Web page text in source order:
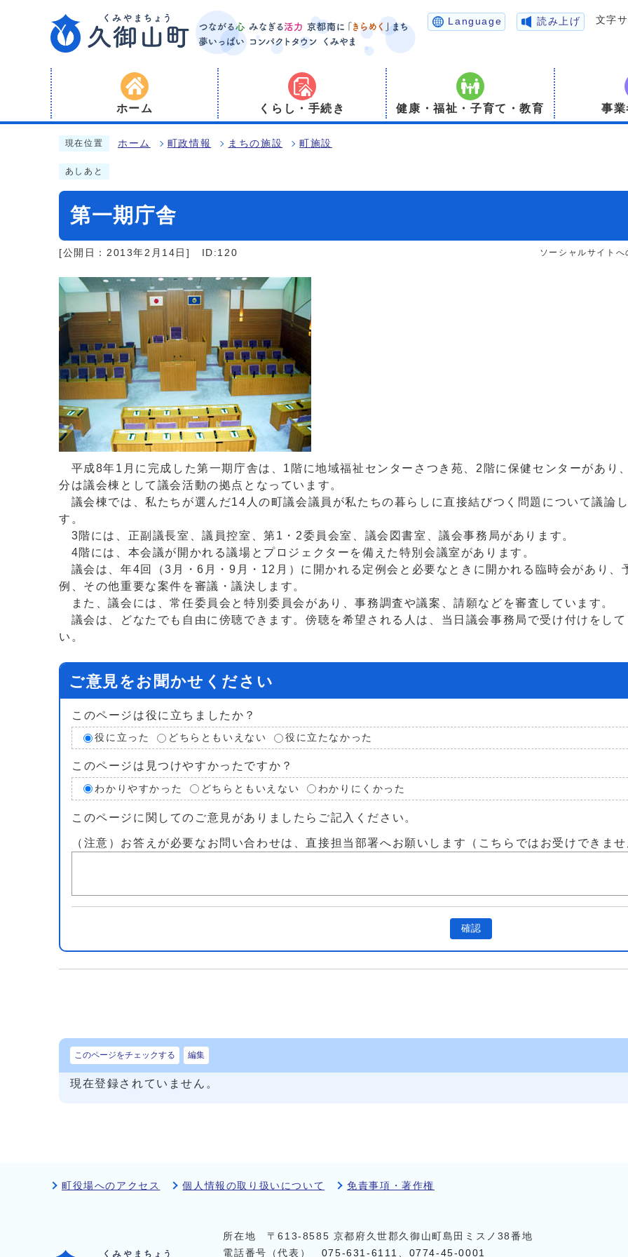
Language 読み上げ 文字
ホーム くらし・手続き 健康・福祉・子育て・教育 事
現在位置 ホーム 町政情報 まちの施設 町施設
あしあと
第一期庁舎
[公開日：2013年2月14日] ID:120 ソーシャルサイト
平成8年1月に完成した第一期庁舎は、1階に地域福祉センターさつき苑、2階に保健センターがあり
分は議会棟として議会活動の拠点となっています。
議会棟では、私たちが選んだ14人の町議会議員が私たちの暮らしに直接結びつく問題について議論
す。
3階には、正副議長室、議員控室、第1・2委員会室、議会図書室、議会事務局があります。
4階には、本会議が開かれる議場とプロジェクターを備えた特別会議室があります。
議会は、年4回（3月・6月・9月・12月）に開かれる定例会と必要なときに開かれる臨時会があり、
例、その他重要な案件を審議・議決します。
また、議会には、常任委員会と特別委員会があり、事務調査や議案、請願などを審査しています。
議会は、どなたでも自由に傍聴できます。傍聴を希望される人は、当日議会事務局で受け付けをし
い。
ご意見をお聞かせください
このページは役に立ちましたか？
役に立った どちらともいえない 役に立たなかった
このページは見つけやすかったですか？
わかりやすかった どちらともいえない わかりにくかった
このページに関してのご意見がありましたらご記入ください。
（注意）お答えが必要なお問い合わせは、直接担当部署へお願いします（こちらではお受けできま
確認
このページをチェックする 編集
現在登録されていません。
町役場へのアクセス 個人情報の取り扱いについて 免責事項・著作権
所在地 〒613-8585 京都府久世郡久御山町島田ミスノ38番地
電話番号（代表） 075-631-6111 0774-45-0001